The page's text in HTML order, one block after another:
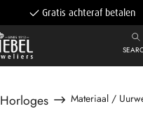
Gratis achteraf betalen
Horloges Materiaal /